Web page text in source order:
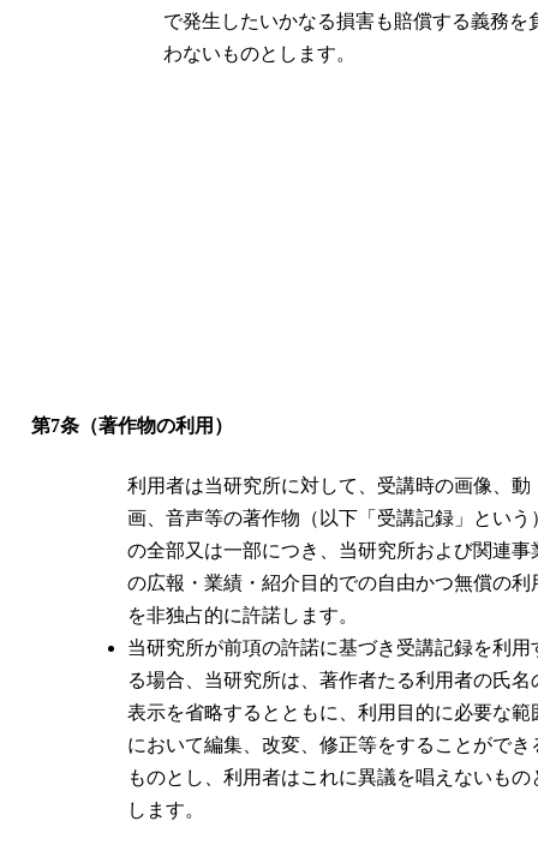
で発生したいかなる損害も賠償する義務を
わないものとします。
第7条（著作物の利用）
利用者は当研究所に対して、受講時の画像、動
画、音声等の著作物（以下「受講記録」という
の全部又は一部につき、当研究所および関連事
の広報・業績・紹介目的での自由かつ無償の利
を非独占的に許諾します。
当研究所が前項の許諾に基づき受講記録を利用
る場合、当研究所は、著作者たる利用者の氏名
表示を省略するとともに、利用目的に必要な範
において編集、改変、修正等をすることができ
ものとし、利用者はこれに異議を唱えないもの
します。